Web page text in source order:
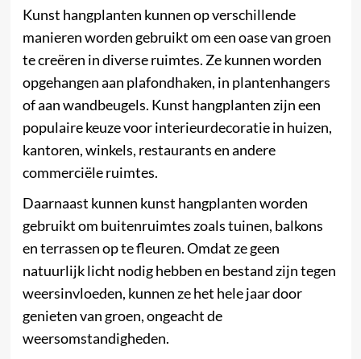
Kunst hangplanten kunnen op verschillende
manieren worden gebruikt om een ​​oase van groen
te creëren in diverse ruimtes. Ze kunnen worden
opgehangen aan plafondhaken, in plantenhangers
of aan wandbeugels. Kunst hangplanten zijn een
populaire keuze voor interieurdecoratie in huizen,
kantoren, winkels, restaurants en andere
commerciële ruimtes.
Daarnaast kunnen kunst hangplanten worden
gebruikt om buitenruimtes zoals tuinen, balkons
en terrassen op te fleuren. Omdat ze geen
natuurlijk licht nodig hebben en bestand zijn tegen
weersinvloeden, kunnen ze het hele jaar door
genieten van groen, ongeacht de
weersomstandigheden.